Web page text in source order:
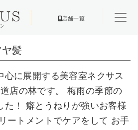
店舗一覧
髪
心に展開する美容室ネクサス
店の林です。
梅雨の季節の
！
癖とうねりが強いお客様
ートメントでケアをして お手